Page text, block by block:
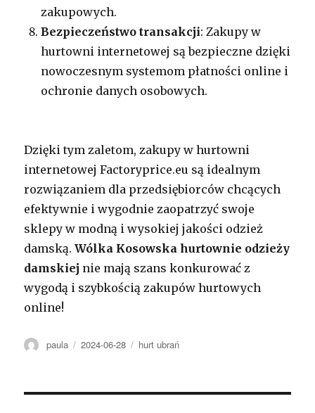
zakupowych.
Bezpieczeństwo transakcji: Zakupy w
hurtowni internetowej są bezpieczne dzięki
nowoczesnym systemom płatności online i
ochronie danych osobowych.
Dzięki tym zaletom, zakupy w hurtowni
internetowej Factoryprice.eu są idealnym
rozwiązaniem dla przedsiębiorców chcących
efektywnie i wygodnie zaopatrzyć swoje
sklepy w modną i wysokiej jakości odzież
damską.Wólka Kosowska hurtownie odzieży
damskiej nie mają szans konkurować z
wygodą i szybkością zakupów hurtowych
online!
Autor
paula Opublikowano
2024-06-28 Kategorie
hurt ubrań